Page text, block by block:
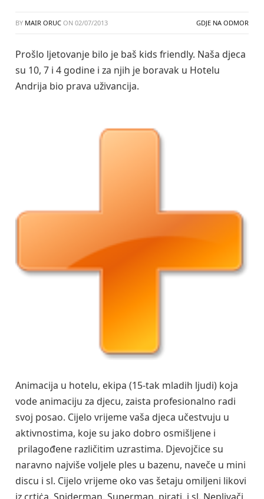
BY MAIR ORUC ON 02/07/2013 GDJE NA ODMOR
Prošlo ljetovanje bilo je baš kids friendly. Naša djeca
su 10, 7 i 4 godine i za njih je boravak u Hotelu
Andrija bio prava uživancija.
Animacija u hotelu, ekipa (15-tak mladih ljudi) koja
vode animaciju za djecu, zaista profesionalno radi
svoj posao. Cijelo vrijeme vaša djeca učestvuju u
aktivnostima, koje su jako dobro osmišljene i
prilagođene različitim uzrastima. Djevojčice su
naravno najviše voljele ples u bazenu, naveče u mini
discu i sl. Cijelo vrijeme oko vas šetaju omiljeni likovi
iz crtiċa, Spiderman, Superman, pirati, i sl. Neplivači